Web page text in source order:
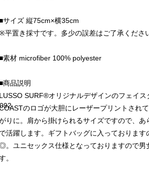
サイズ 縦75cm×横35cm
平置き採寸です。多少の誤差はご了承くださ
素材 microfiber 100% polyester
商品説明
LUSSO SURF®︎オリジナルデザインのフェイス
のロゴが大胆にレーザープリントされ
りに。肩から掛けられるサイズですので、あ
で活躍します。ギフトバッグに入っております
。ユニセックス仕様となっておりますので男
。